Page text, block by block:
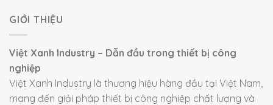
GIỚI THIỆU
Việt Xanh Industry – Dẫn đầu trong thiết bị công
nghiệp
Việt Xanh Industry là thương hiệu hàng đầu tại Việt Nam,
mang đến giải pháp thiết bị công nghiệp chất lượng và